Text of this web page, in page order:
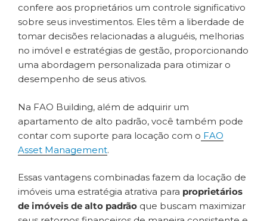
confere aos proprietários um controle significativo
sobre seus investimentos. Eles têm a liberdade de
tomar decisões relacionadas a aluguéis, melhorias
no imóvel e estratégias de gestão, proporcionando
uma abordagem personalizada para otimizar o
desempenho de seus ativos.
Na FAO Building, além de adquirir um
apartamento de alto padrão, você também pode
contar com suporte para locação com o FAO
Asset Management.
Essas vantagens combinadas fazem da locação de
imóveis uma estratégia atrativa para proprietários
de imóveis de alto padrão que buscam maximizar